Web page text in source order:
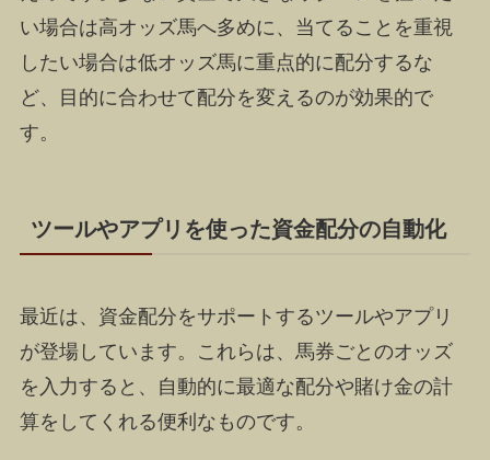
い場合は高オッズ馬へ多めに、当てることを重視
したい場合は低オッズ馬に重点的に配分するな
ど、目的に合わせて配分を変えるのが効果的で
す。
ツールやアプリを使った資金配分の自動化
最近は、資金配分をサポートするツールやアプリ
が登場しています。これらは、馬券ごとのオッズ
を入力すると、自動的に最適な配分や賭け金の計
算をしてくれる便利なものです。